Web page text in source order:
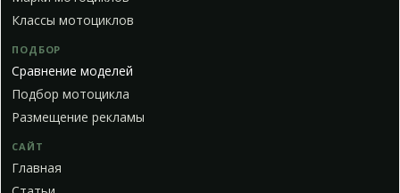
Классы мотоциклов
ПОДБОР
Сравнение моделей
Подбор мотоцикла
Размещение рекламы
САЙТ
Главная